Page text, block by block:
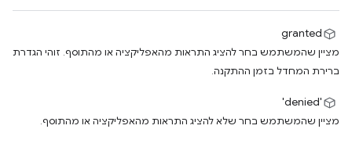
granted
מציין שהמשתמש בחר להציג התראות מהאפליקציה או מהתוסף. זוהי הגדרת
ברירת המחדל בזמן ההתקנה.
'denied'
מציין שהמשתמש בחר שלא להציג התראות מהאפליקציה או מהתוסף.